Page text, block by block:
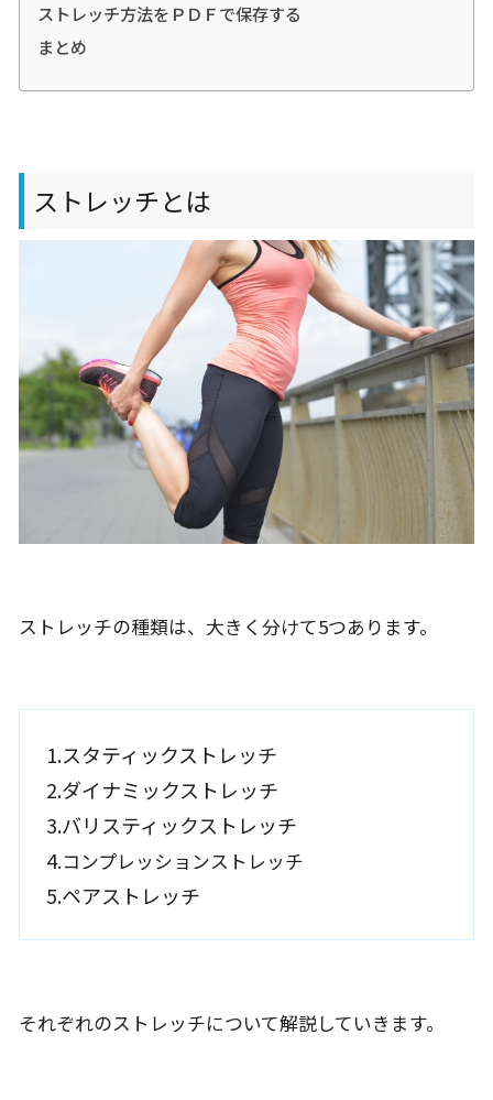
ストレッチ方法をＰＤＦで保存する
まとめ
ストレッチとは
ストレッチの種類は、大きく分けて5つあります。
1.スタティックストレッチ
2.ダイナミックストレッチ
3.バリスティックストレッチ
4.コンプレッションストレッチ
5.ペアストレッチ
それぞれのストレッチについて解説していきます。